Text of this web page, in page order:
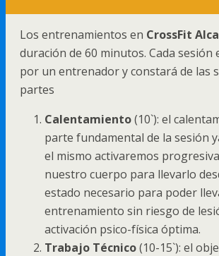
Los entrenamientos en CrossFit
duración de 60 minutos. Cada sesión
por un entrenador y constará de las
partes
Calentamiento(10`): el
parte fundamental de la sesión
el mismo activaremos
nuestro cuerpo para llevarlo
estado necesario para poder
entrenamiento sin riesgo de
activación psico-física óptima.
Trabajo Técnico(10-15`): el